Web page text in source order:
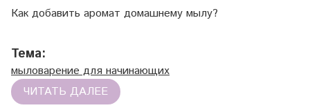
Как добавить аромат домашнему мылу?
Тема:
мыловарение для начинающих
ЧИТАТЬ ДАЛЕЕ